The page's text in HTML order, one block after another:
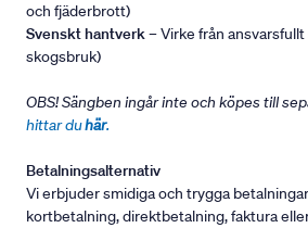
och fjäderbrott)
Svenskt hantverk– Virke från
skogsbruk)
OBS! Sängben ingår inte och köpes till
hittar duhär.
Betalningsalternativ
Vi erbjuder smidiga och trygga
kortbetalning, direktbetalning, faktura